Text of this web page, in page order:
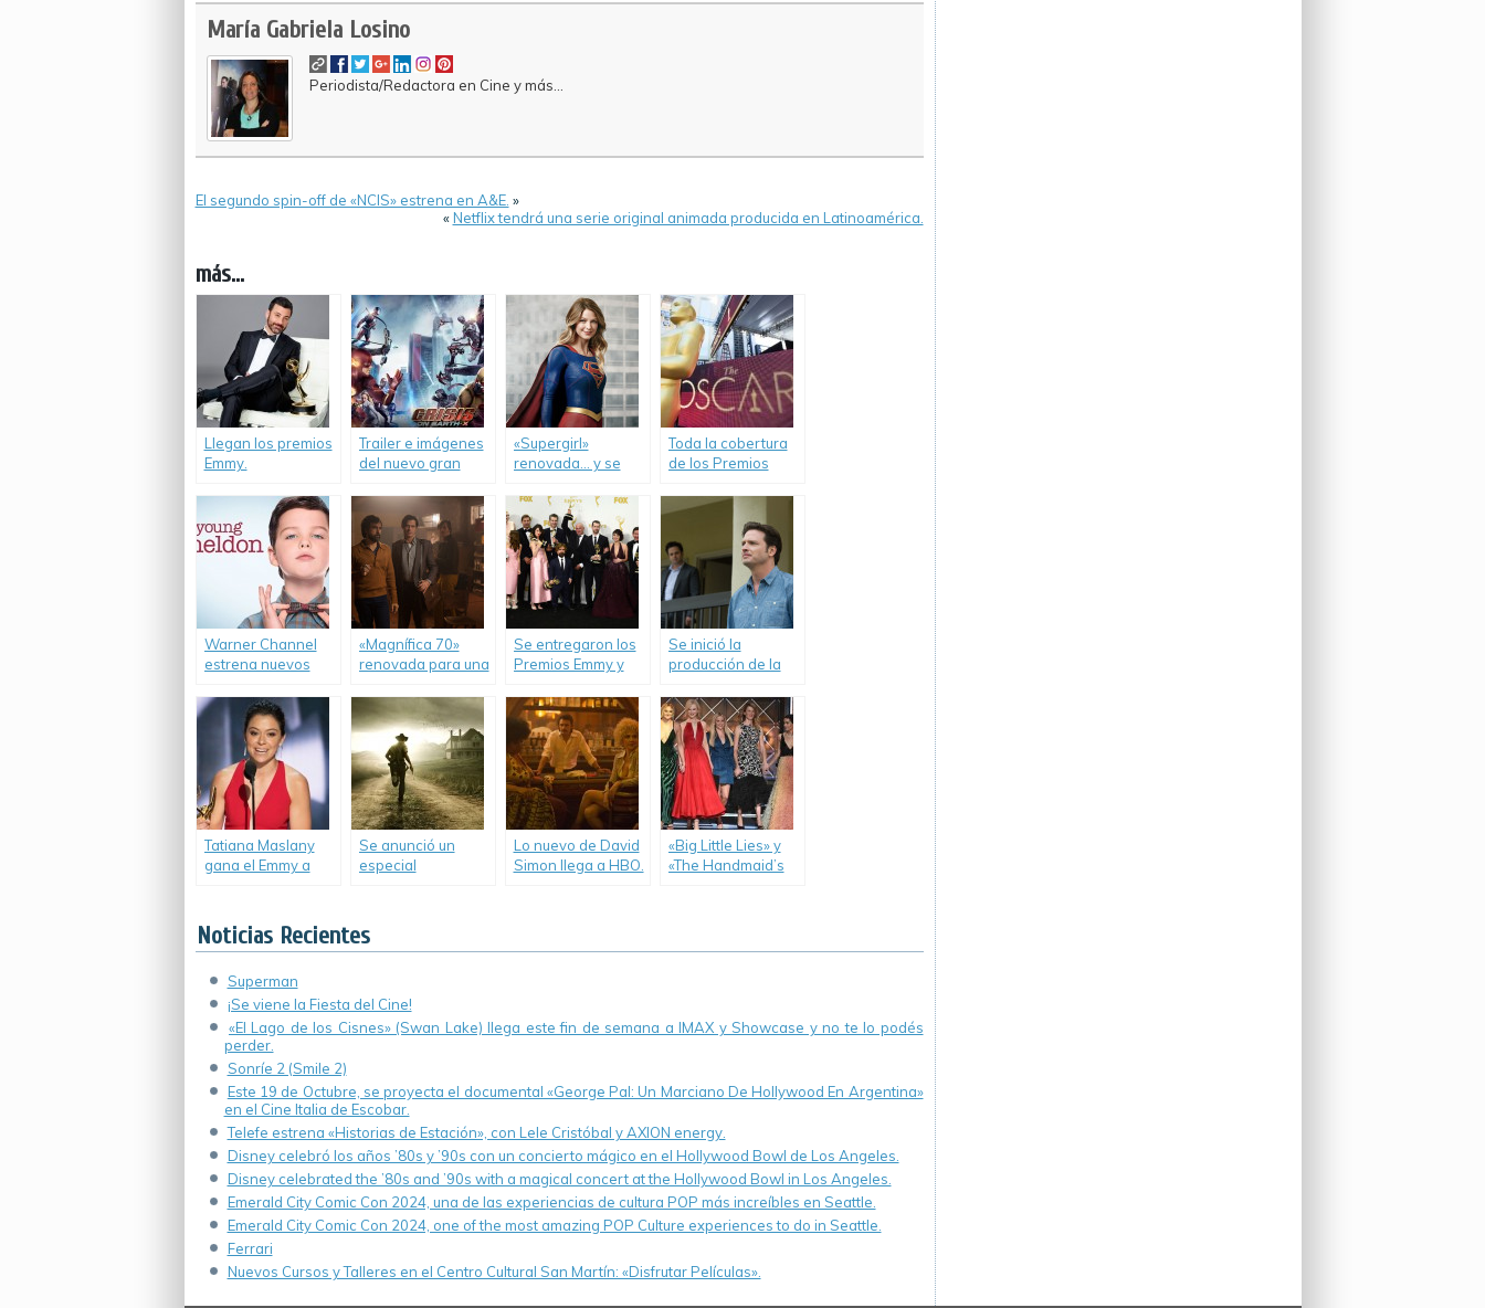
María Gabriela Losino
Periodista/Redactora en Cine y más...
El segundo spin-off de «NCIS» estrena en A&E. »
«Netflix tendrá una serie original animada producida en Latinoamérica.
más...
Llegan los premios
Emmy.
Trailer e imágenes
del nuevo gran
shows de DC.
«Supergirl»
renovada… y se
Toda la cobertura
de los Premios
Warner Channel
estrena nuevos
«Young Sheldon».
«Magnífica 70»
renovada para una
Se entregaron los
Premios Emmy y
todo!
Se inició la
producción de la
temporada de
«Rectify».
Tatiana Maslany
gana el Emmy a
Se anunció un
especial
Lo nuevo de David
Simon llega a HBO.
«Big Little Lies» y
«The Handmaid’s
Noticias Recientes
Superman
¡Se viene la Fiesta del Cine!
«El Lago de los Cisnes» (Swan Lake) llega este fin de semana a IMAX y Showcase y no te lo podés
perder.
Sonríe 2 (Smile 2)
Este 19 de Octubre, se proyecta el documental «George Pal: Un Marciano De Hollywood En Argentina»
en el Cine Italia de Escobar.
Telefe estrena «Historias de Estación», con Lele Cristóbal y AXION energy.
Disney celebró los años ’80s y ’90s con un concierto mágico en el Hollywood Bowl de Los Angeles.
Disney celebrated the ’80s and ’90s with a magical concert at the Hollywood Bowl in Los Angeles.
Emerald City Comic Con 2024, una de las experiencias de cultura POP más increíbles en Seattle.
Emerald City Comic Con 2024, one of the most amazing POP Culture experiences to do in Seattle.
Ferrari
Nuevos Cursos y Talleres en el Centro Cultural San Martín: «Disfrutar Películas».